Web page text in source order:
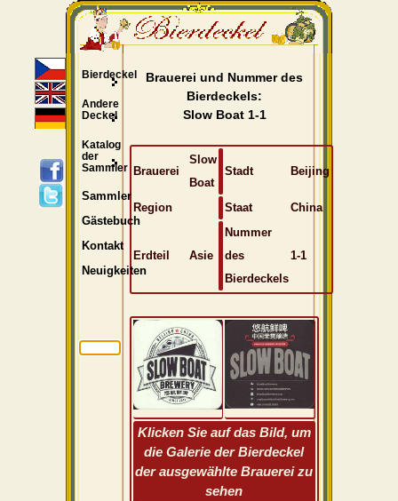
Brauerei und Nummer des
Bierdeckels:
Slow Boat 1-1
Brauerei
Slow
Boat
Stadt Beijing
Region Staat China
Erdteil Asie
Nummer
des
Bierdeckels
1-1
Klicken Sie auf das Bild, um
die Galerie der Bierdeckel
der ausgewählte Brauerei zu
sehen
Bierdeckel
Andere
Deckel
Katalog
der
Sammler
Sammler
Gästebuch
Kontakt
Neuigkeiten